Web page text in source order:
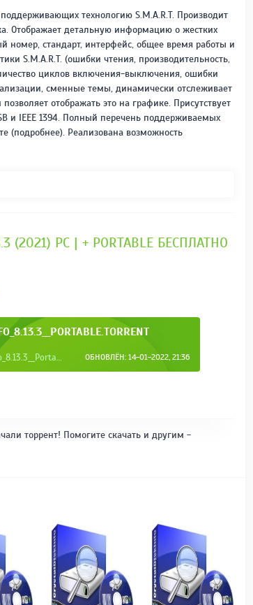
технологию S.M.A.R.T. Производит
Отображает детальную информацию о жестких
номер, стандарт, интерфейс, общее время работы и
S.M.A.R.T. (ошибки чтения, производительность,
циклов включения-выключения, ошибки
сменные темы, динамически отслеживает
отображать это на графике. Присутствует
и IEEE 1394. Полный перечень поддерживаемых
(подробнее). Реализована возможность
(2021) PC | + PORTABLE БЕСПЛАТНО
ОБНОВЛЁН: 14-01-2022, 21:36
Название файла: CrystalDiskInfo_8.13.3__Portable.torrent
торрент! Помогите скачать и другим -
3.4/ 5.0
297 МБ
ОТ KPOJIUK
3.7